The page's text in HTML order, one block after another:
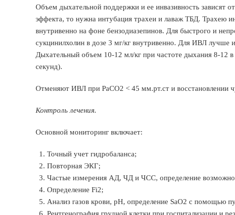
Объем дыхательной поддержки и ее инвазивность зависят
эффекта, то нужна интубация трахеи и лаваж ТБД. Трахею
внутривенно на фоне бензодиазепинов. Для быстрого и
сукцинилхолин в дозе 3 мг/кг внутривенно. Для ИВЛ лучше
Дыхательный объем 10-12 мл/кг при частоте дыхания 8-12
секунд).
Отменяют ИВЛ при РаСО2 < 45 мм.рт.ст и восстановлении
Контроль лечения.
Основной мониторинг включает:
Точный учет гидробаланса;
Повторная ЭКГ;
Частые измерения АД, ЧД и ЧСС, определение
Определение Fi2;
Анализ газов крови, рН, определение SaО2 с помощью